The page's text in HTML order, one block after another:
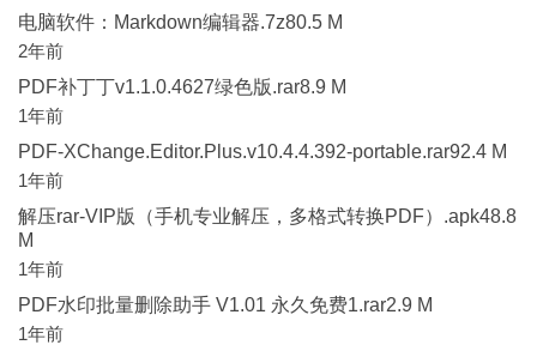
电脑软件：Markdown编辑器.7z80.5 M
2年前
PDF补丁丁v1.1.0.4627绿色版.rar8.9 M
1年前
PDF-XChange.Editor.Plus.v10.4.4.392-portable.rar92.4 M
1年前
解压rar-VIP版（手机专业解压，多格式转换PDF）.apk48.8
M
1年前
PDF水印批量删除助手 V1.01 永久免费1.rar2.9 M
1年前